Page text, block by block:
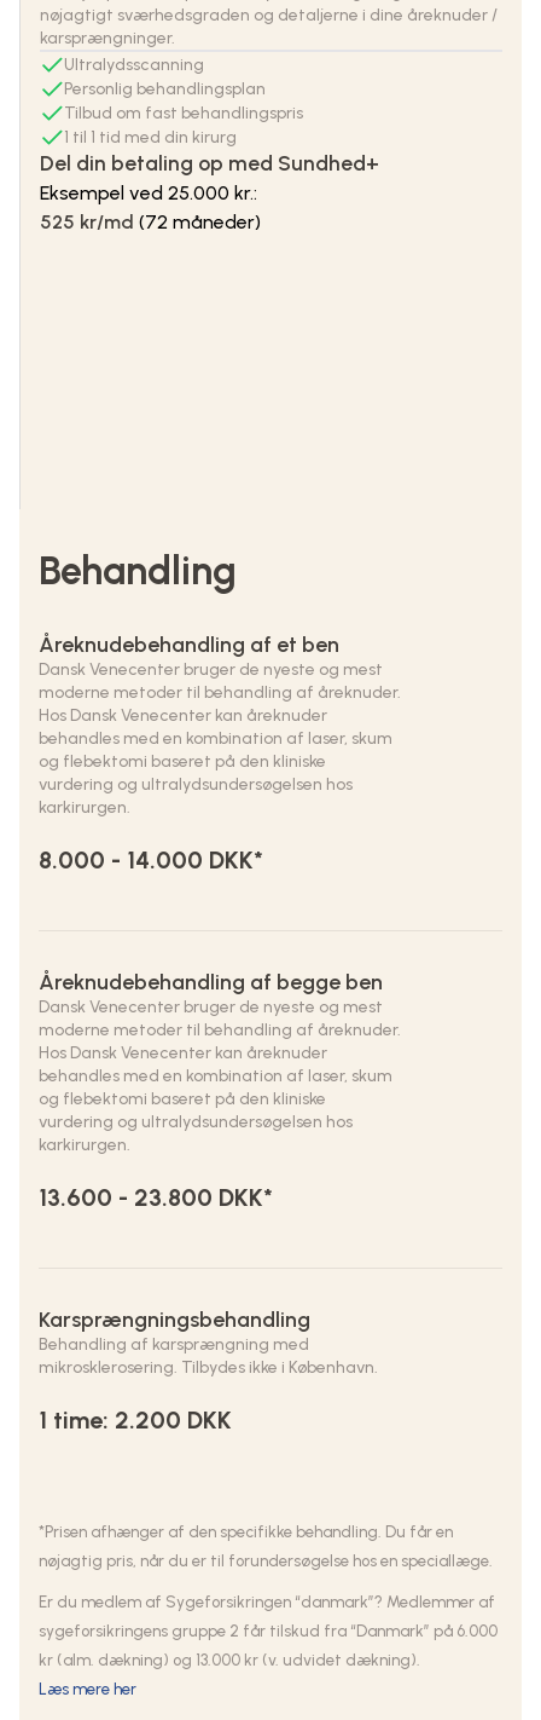
Behandling
Åreknudebehandling af et ben
Dansk Venecenter bruger de nyeste og mest
moderne metoder til behandling af åreknuder.
Hos Dansk Venecenter kan åreknuder
behandles med en kombination af laser, skum
og flebektomi baseret på den kliniske
vurdering og ultralydsundersøgelsen hos
karkirurgen.
8.000 - 14.000 DKK*
Åreknudebehandling af begge ben
Dansk Venecenter bruger de nyeste og mest
moderne metoder til behandling af åreknuder.
Hos Dansk Venecenter kan åreknuder
behandles med en kombination af laser, skum
og flebektomi baseret på den kliniske
vurdering og ultralydsundersøgelsen hos
karkirurgen.
13.600 - 23.800 DKK*
Karsprængningsbehandling
Behandling af karsprængning med
mikrosklerosering. Tilbydes ikke i København.
1 time: 2.200 DKK
*Prisen afhænger af den specifikke behandling. Du får en
nøjagtig pris, når du er til forundersøgelse hos en speciallæge.
Er du medlem af Sygeforsikringen “danmark”? Medlemmer af
sygeforsikringens gruppe 2 får tilskud fra “Danmark” på 6.000
kr (alm. dækning) og 13.000 kr (v. udvidet dækning).
Læs mere her
nøjagtigt sværhedsgraden og detaljerne i dine åreknuder /
karsprængninger.
Ultralydsscanning
Personlig behandlingsplan
Tilbud om fast behandlingspris
1 til 1 tid med din kirurg
Del din betaling op med Sundhed+
Eksempel ved 25.000 kr.:
525 kr/md (72 måneder)